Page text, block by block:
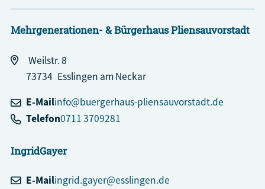
Mehrgenerationen- & Bürgerhaus Pliensauvorstadt
Weilstr. 8
73734 Esslingen am Neckar
E-Mailinfo@buergerhaus-pliensauvorstadt.de
Telefon0711 3709281
IngridGayer
E-Mailingrid.gayer@esslingen.de